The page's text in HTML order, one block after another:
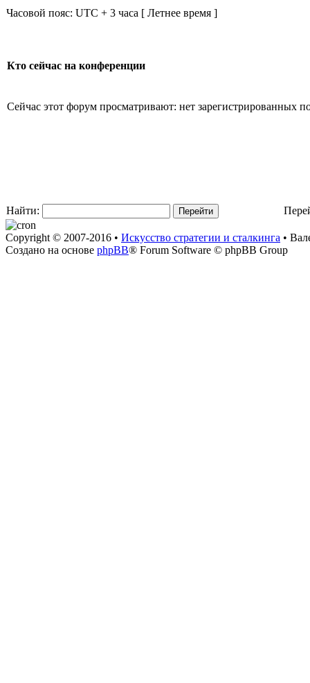
Часовой пояс: UTC + 3 часа [ Летнее время ]
Кто сейчас на конференции
Сейчас этот форум просматривают: нет зарегистрированных
Найти:
Copyright © 2007-2016 • Искусство стратегии и сталкинга •
Создано на основе phpBB® Forum Software © phpBB Group